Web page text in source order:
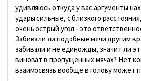
удивляюсь откуда у вас аргументы
удары сильные, с близкого
очень острый угол - это
Забивали ли подобные мячи другим
забивали и не единожды, значит ли
виноват в пропущенных мячах? Нет
взаимосвязь вообще в голову может